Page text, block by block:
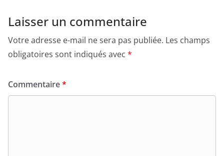
Laisser un commentaire
Votre adresse e-mail ne sera pas publiée. Les champs
obligatoires sont indiqués avec *
Commentaire*